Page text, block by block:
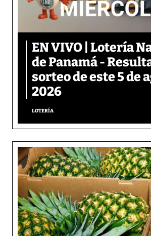
EN VIVO | Lotería
de Panamá -
sorteo de este 5 de
2026
LOTERÍA